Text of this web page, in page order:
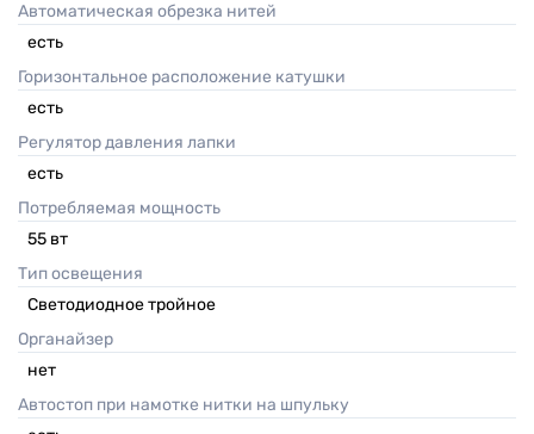
Автоматическая обрезка нитей
есть
Горизонтальное расположение катушки
есть
Регулятор давления лапки
есть
Потребляемая мощность
55 вт
Тип освещения
Светодиодное тройное
Органайзер
нет
Автостоп при намотке нитки на шпульку